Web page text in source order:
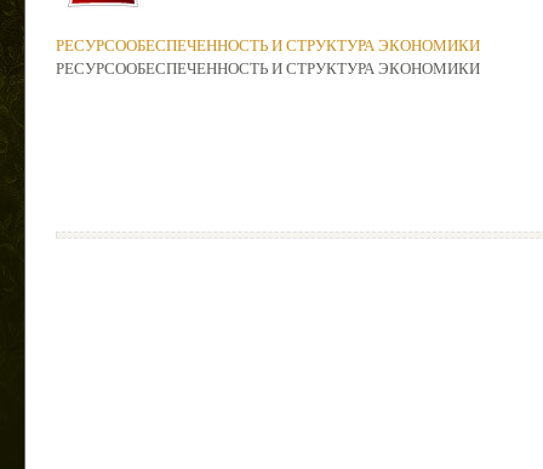
РЕСУРСООБЕСПЕЧЕННОСТЬ И СТРУКТУРА ЭКОНОМИКИ
РЕСУРСООБЕСПЕЧЕННОСТЬ И СТРУКТУРА ЭКОНОМИКИ